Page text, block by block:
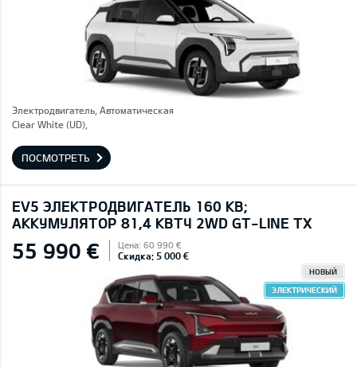
Электродвигатель, Автоматическая
Clear White (UD),
ПОСМОТРЕТЬ
EV5 ЭЛЕКТРОДВИГАТЕЛЬ 160 КВ;
AККУМУЛЯТОР 81,4 КВТЧ 2WD GT-LINE TX
55 990 € Цена: 60 990 €
Скидка: 5 000 €
НОВЫЙ
ЭЛЕКТРИЧЕСКИЙ